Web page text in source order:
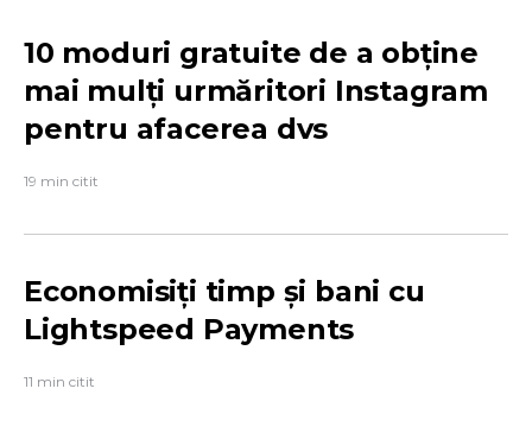
10 moduri gratuite de a obține
mai mulți urmăritori Instagram
pentru afacerea dvs
19 min citit
Economisiți timp și bani cu
Lightspeed Payments
11 min citit